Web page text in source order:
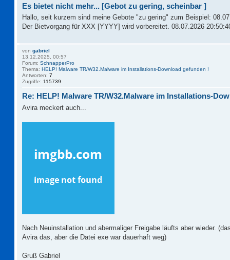
Es bietet nicht mehr... [Gebot zu gering, scheinbar ]
Hallo, seit kurzem sind meine Gebote "zu gering" zum Beispiel:
Der Bietvorgang für XXX [YYYY] wird vorbereitet. 08.07.2026
von gabriel
13.12.2025, 00:57
Forum: SchnapperPro
Thema: HELP! Malware TR/W32.Malware im Installations-Download gefunden !
Antworten: 7
Zugriffe: 115739
Re: HELP! Malware TR/W32.Malware im Installations-
Avira meckert auch...
Nach Neuinstallation und abermaliger Freigabe läufts aber wieder.
Avira das, aber die Datei exe war dauerhaft weg)
Gruß Gabriel